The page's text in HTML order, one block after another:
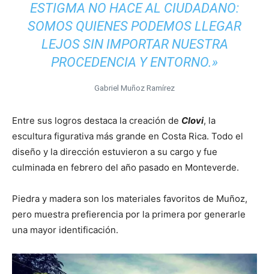
ESTIGMA NO HACE AL CIUDADANO:
SOMOS QUIENES PODEMOS LLEGAR
LEJOS SIN IMPORTAR NUESTRA
PROCEDENCIA Y ENTORNO.»
Gabriel Muñoz Ramírez
Entre sus logros destaca la creación de Clovi, la
escultura figurativa más grande en Costa Rica. Todo el
diseño y la dirección estuvieron a su cargo y fue
culminada en febrero del año pasado en Monteverde.
Piedra y madera son los materiales favoritos de Muñoz,
pero muestra prefierencia por la primera por generarle
una mayor identificación.